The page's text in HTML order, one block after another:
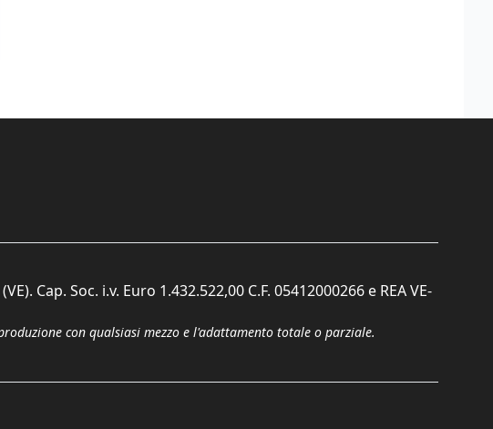
Cap. Soc. i.v. Euro 1.432.522,00 C.F. 05412000266 e REA VE-
con qualsiasi mezzo e l'adattamento totale o parziale.